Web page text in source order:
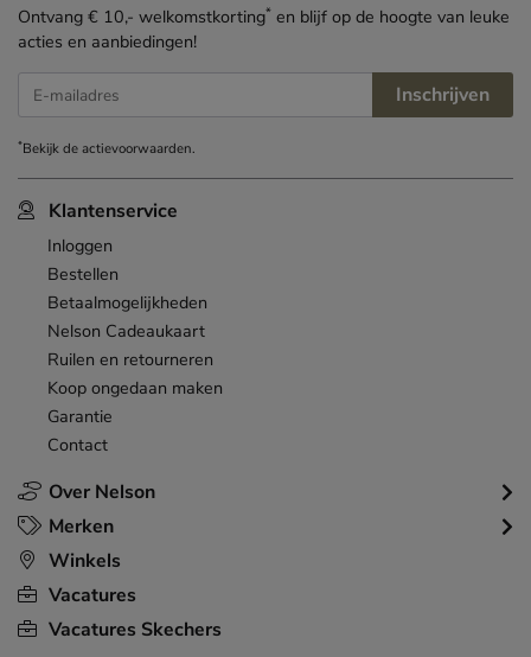
Over Nelson
Klantenservice
Inloggen
Bestellen
Betaalmogelijkheden
Nelson Cadeaukaart
Ruilen en retourneren
Koop ongedaan maken
Garantie
Contact
Merken
Winkels
Vacatures
Vacatures Skechers
Ontvang € 10,- welkomstkorting* en blijf op de hoogte van leuke
acties en aanbiedingen!
E-mailadres Inschrijven
*Bekijk deactievoorwaarden.